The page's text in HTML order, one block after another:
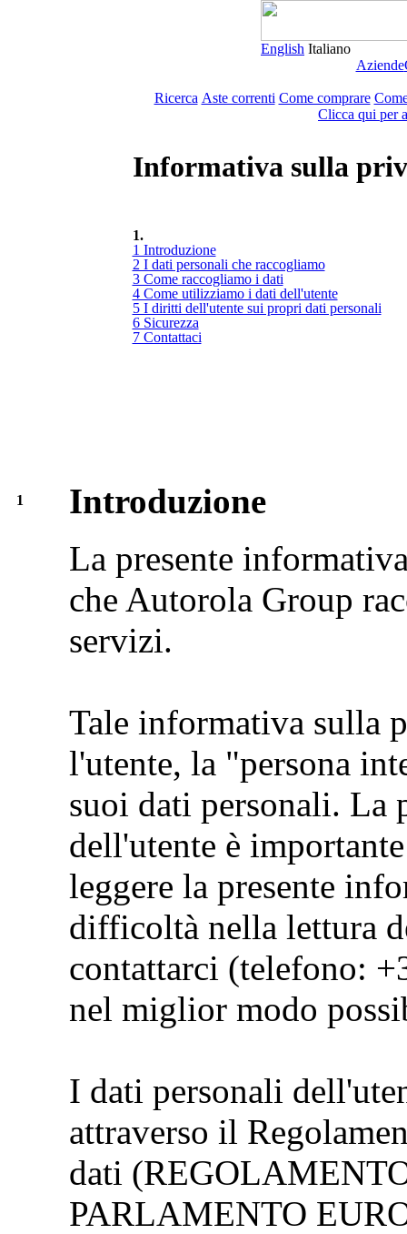
English Italiano
Aziende
Ricerca Aste correnti Come comprare
Clicca qui per
Informativa sulla
1.
1 Introduzione
2 I dati personali che raccogliamo
3 Come raccogliamo i dati
4 Come utilizziamo i dati dell'utente
5 I diritti dell'utente sui propri dati personali
6 Sicurezza
7 Contattaci
1
Introduzione
La presente
che Autorola Group
servizi.
Tale informativa sulla
l'utente, la "persona
suoi dati personali. La
dell'utente è
leggere la presente
difficoltà nella lettura
contattarci (telefono:
nel miglior modo
I dati personali
attraverso il
dati
PARLAMENTO